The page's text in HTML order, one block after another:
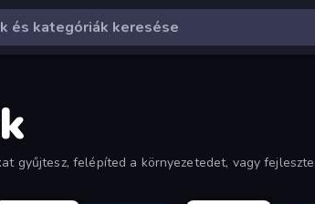
gyűjtesz, felépíted a környezetedet, vagy